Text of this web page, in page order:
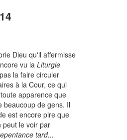
Dieu qu'il affermisse
vu la Liturgie
la faire circuler
à la Cour, ce qui
apparence que
beaucoup de gens. Il
est encore pire que
peut le voir par
tard...